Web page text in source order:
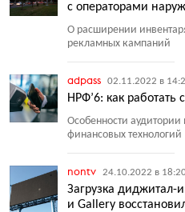
с операторами
О расширении
рекламных кампаний
adpass 02.11.2022 в
НРФ’6: как работать
Особенности
финансовых технологий
nontv 24.10.2022 в
Загрузка диджитал-
и Gallery